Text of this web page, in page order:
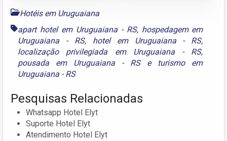
Hotéis em Uruguaiana
apart hotel em Uruguaiana - RS, hospedagem em
Uruguaiana - RS, hotel em Uruguaiana - RS,
localização privilegiada em Uruguaiana - RS,
pousada em Uruguaiana - RSe turismo em
Uruguaiana - RS
Pesquisas Relacionadas
Whatsapp Hotel Elyt
Suporte Hotel Elyt
Atendimento Hotel Elyt